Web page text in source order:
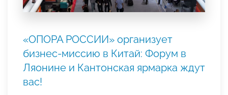
«ОПОРА РОССИИ» организует
бизнес-миссию в Китай: Форум в
Ляонине и Кантонская ярмарка ждут
вас!